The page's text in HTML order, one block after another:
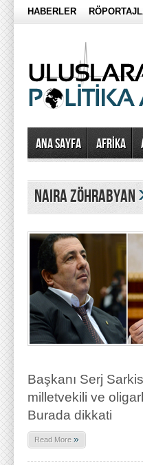
HABERLER
Ana Sayfa AFRİKA
Naira Zöhrabyan
Başkanı Serj
milletvekili ve
Burada dikkati
Read More »